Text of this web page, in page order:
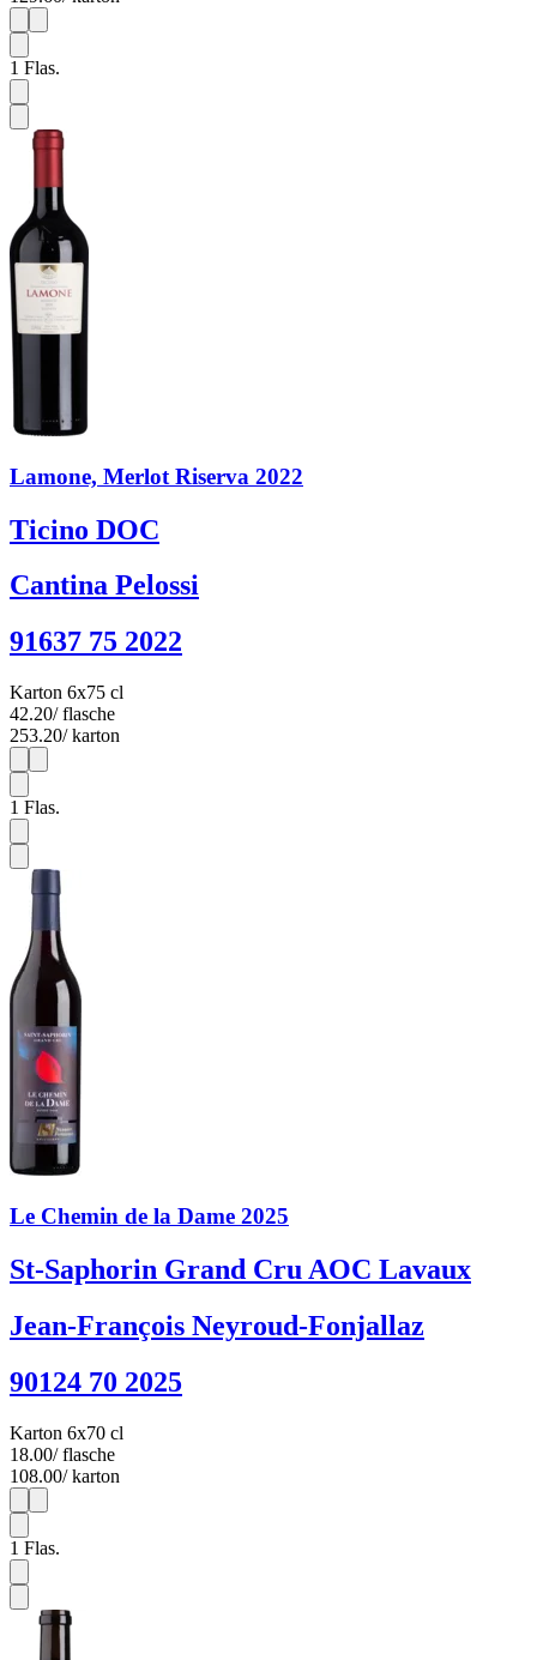
1
1 Flas.
Lamone, Merlot Riserva 2022
Ticino DOC
Cantina Pelossi
91637 75 2022
Karton 6x75 cl
42.20/ flasche
253.20/ karton
1
1 Flas.
Le Chemin de la Dame 2025
St-Saphorin Grand Cru AOC Lavaux
Jean-François Neyroud-Fonjallaz
90124 70 2025
Karton 6x70 cl
18.00/ flasche
108.00/ karton
1
1 Flas.